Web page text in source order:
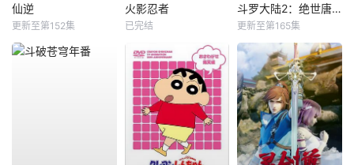
仙逆
更新至第152集
火影忍者
已完结
斗罗大陆2：绝世唐门
更新至第165集